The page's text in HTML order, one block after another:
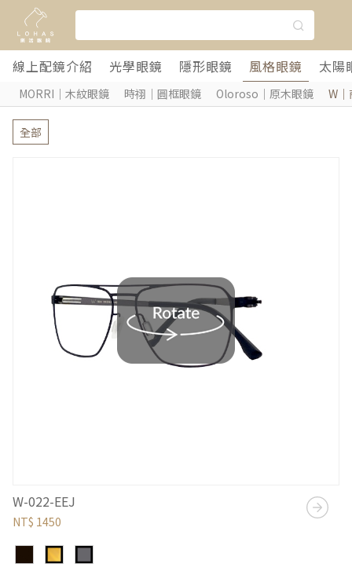
線上配鏡介紹 光學眼鏡 隱形眼鏡 風格眼鏡 太陽
MORRI｜木紋眼鏡 時祤｜圓框眼鏡 Oloroso｜原木眼鏡 W
全部
W-022-EEJ
NT$ 1450